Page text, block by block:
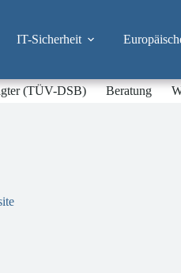
IT-Sicherheit
(TÜV-DSB) Beratung